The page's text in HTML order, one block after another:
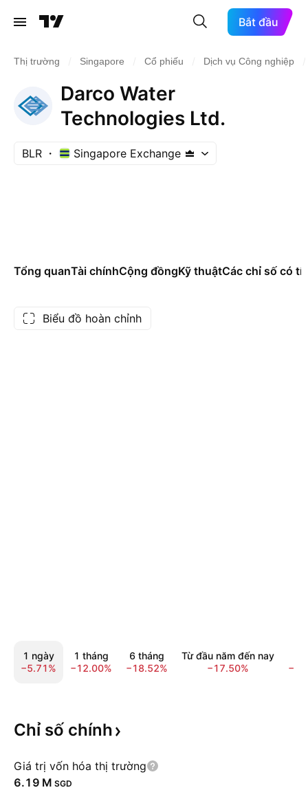
Bắt đầu
Thị trường Singapore Cổ phiếu Dịch vụ Công nghiệp
Darco Water
Technologies Ltd.
BLR Singapore Exchange
Tổng quanTài chínhCộng đồngKỹ thuậtCác chỉ số có
Biểu đồ hoàn chỉnh
1 ngày
−5.71%
1 tháng
−12.00%
6 tháng
−18.52%
Từ đầu năm đến nay
−17.50%
Chỉ số chính
Giá trị vốn hóa thị trường
‪6.19 M‬ SGD